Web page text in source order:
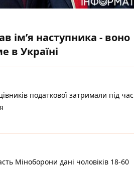
імʼя наступника - воно
в Україні
податкової затримали під час
Міноборони дані чоловіків 18-60